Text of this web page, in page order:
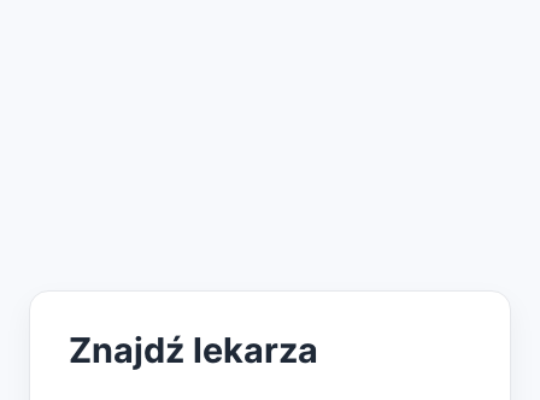
Znajdź lekarza